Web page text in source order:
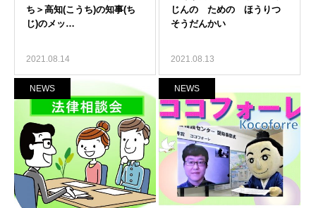
2021.08.14 2021.08.13
NEWS NEWS